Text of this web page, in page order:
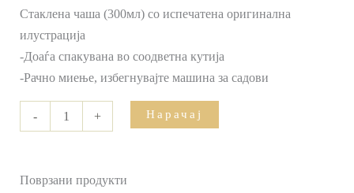
Стаклена чаша (300мл) со испечатена оригинална
илустрација
-Доаѓа спакувана во соодветна кутија
-Рачно миење, избегнувајте машина за садови
- + Нарачај
Поврзани продукти